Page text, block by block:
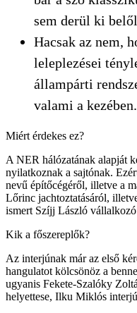
sem derül ki
Hacsak az nem,
leleplezései
állampárti
valami a kezében.
Miért érdekes ez?
A NER hálózatának alapját
nyilatkoznak a sajtónak.
nevű építőcégéről, illetve a
Lőrinc jachtoztatásáról,
ismert Szíjj László vállalkozó
Kik a főszereplők?
Az interjúnak már az első
hangulatot kölcsönöz a
ugyanis Fekete-Szalóky
helyettese, Ilku Miklós